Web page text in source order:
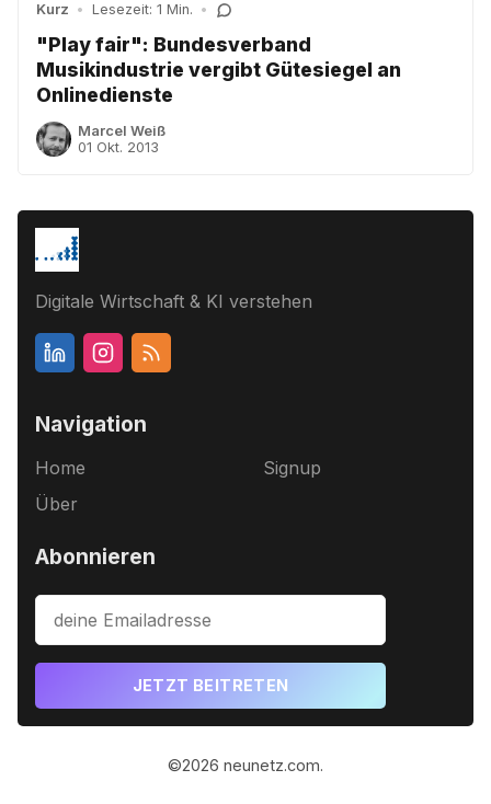
Kurz • Lesezeit: 1 Min. •
"Play fair": Bundesverband
Musikindustrie vergibt Gütesiegel an
Onlinedienste
Marcel Weiß
01 Okt. 2013
Digitale Wirtschaft & KI verstehen
Navigation
Home
Über
Signup
Abonnieren
JETZT BEITRETEN
©2026 neunetz.com.